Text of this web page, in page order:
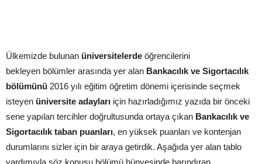
Ülkemizde bulunan üniversitelerde öğrencilerini
bekleyen bölümler arasında yer alan Bankacılık ve Sigortacılık
bölümünü 2016 yılı eğitim öğretim dönemi içerisinde seçmek
isteyen üniversite adayları için hazırladığımız yazıda bir önceki
sene yapılan tercihler doğrultusunda ortaya çıkan Bankacılık ve
Sigortacılık taban puanları, en yüksek puanları ve kontenjan
durumlarını sizler için bir araya getirdik. Aşağıda yer alan tablo
yardımıyla söz konusu bölümü bünyesinde barındıran